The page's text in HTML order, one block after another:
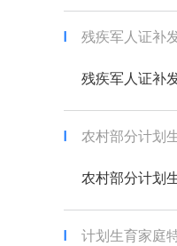
残疾军人证补
残疾军人证补
农村部分计划
农村部分计划
计划生育家庭